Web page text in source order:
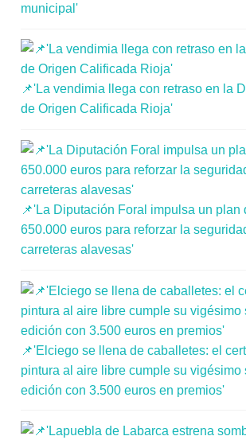
municipal'
📌'La vendimia llega con retraso en la
de Origen Calificada Rioja'
📌'La Diputación Foral impulsa un plan
650.000 euros para reforzar la
carreteras alavesas'
📌'Elciego se llena de caballetes: el
pintura al aire libre cumple su vigésimo
edición con 3.500 euros en premios'